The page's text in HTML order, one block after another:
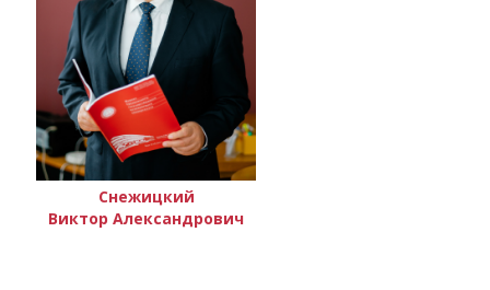
Снежицкий
Виктор Александрович